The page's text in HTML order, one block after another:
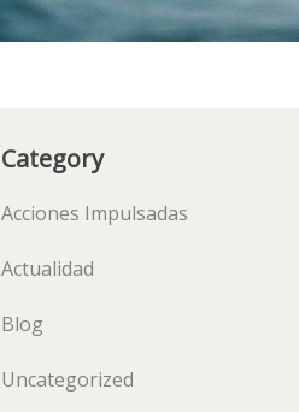
Category
Acciones Impulsadas
Actualidad
Blog
Uncategorized